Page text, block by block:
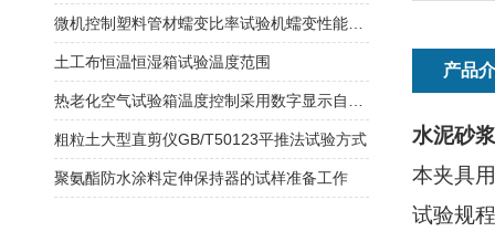
产品
水泥砂
本夹具
试验规
土工布恒温恒湿箱试验温度范围
粗粒土大型直剪仪GB/T50123平推法试验方式
聚氨酯防水涂料定伸保持器的试样准备工作